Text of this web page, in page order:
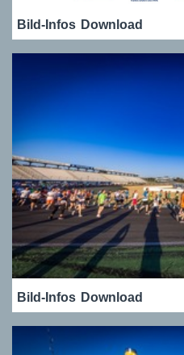
Bild-Infos Download
Bild-Infos Download